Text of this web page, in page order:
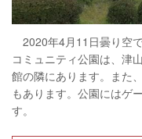
2020年4月11日曇り空
コミュニティ公園は、津
館の隣にあります。また
もあります。公園にはゲ
す。